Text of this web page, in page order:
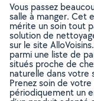
Vous passez
salle à manger. Cet
mérite un soin tout
solution de
sur le site
parmi une liste de
situés proche de
naturelle dans votre
Prenez soin de
périodiquement un